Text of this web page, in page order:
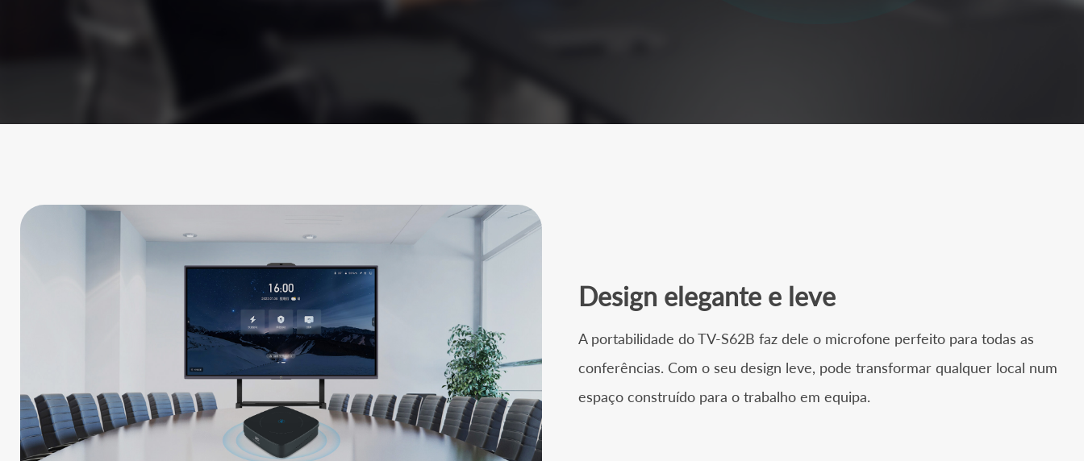
Design elegante e leve
A portabilidade do TV-S62B faz dele o microfone perfeito para todas as
conferências. Com o seu design leve, pode transformar qualquer local num
espaço construído para o trabalho em equipa.